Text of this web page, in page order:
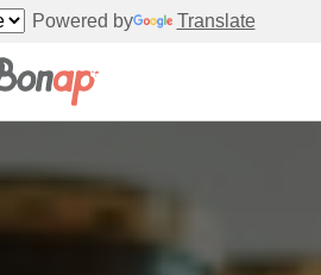
Powered by Translate